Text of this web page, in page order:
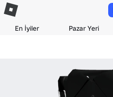
En İyiler Pazar Yeri